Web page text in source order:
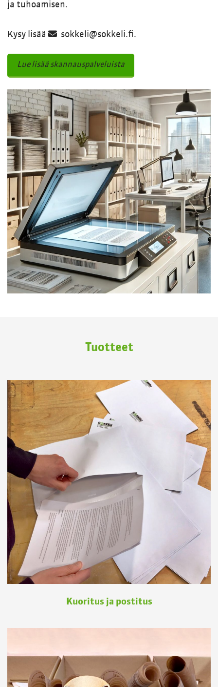
ja tuhoamisen.
Kysy lisää sokkeli@sokkeli.fi.
Lue lisää skannauspalveluista
Tuotteet
Kuoritus ja postitus